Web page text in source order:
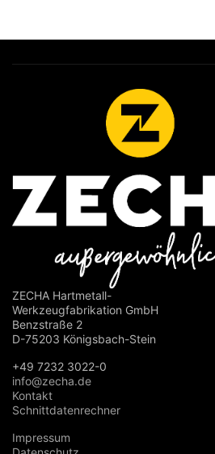
ZECHA Hartmetall-
Werkzeugfabrikation GmbH
Benzstraße 2
D-75203 Königsbach-Stein
+49 7232 3022-0
info@zecha.de
Kontakt
Schnittdatenrechner
Impressum